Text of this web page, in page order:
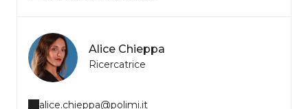
Alice Chieppa
Ricercatrice
alice.chieppa@polimi.it